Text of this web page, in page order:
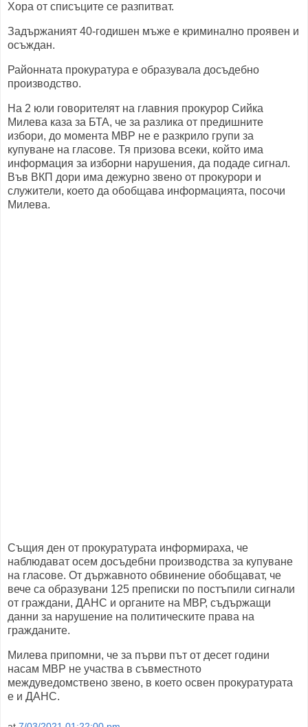
Хора от списъците се разпитват.
Задържаният 40-годишен мъже е криминално проявен и
осъждан.
Районната прокуратура е образувала досъдебно
производство.
На 2 юли говорителят на главния прокурор Сийка
Милева каза за БТА, че за разлика от предишните
избори, до момента МВР не е разкрило групи за
купуване на гласове. Тя призова всеки, който има
информация за изборни нарушения, да подаде сигнал.
Във ВКП дори има дежурно звено от прокурори и
служители, което да обобщава информацията, посочи
Милева.
Същия ден от прокуратурата информираха, че
наблюдават осем досъдебни производства за купуване
на гласове. От държавното обвинение обобщават, че
вече са образувани 125 преписки по постъпили сигнали
от граждани, ДАНС и органите на МВР, съдържащи
данни за нарушение на политическите права на
гражданите.
Милева припомни, че за първи път от десет години
насам МВР не участва в съвместното
междуведомствено звено, в което освен прокуратурата
е и ДАНС.